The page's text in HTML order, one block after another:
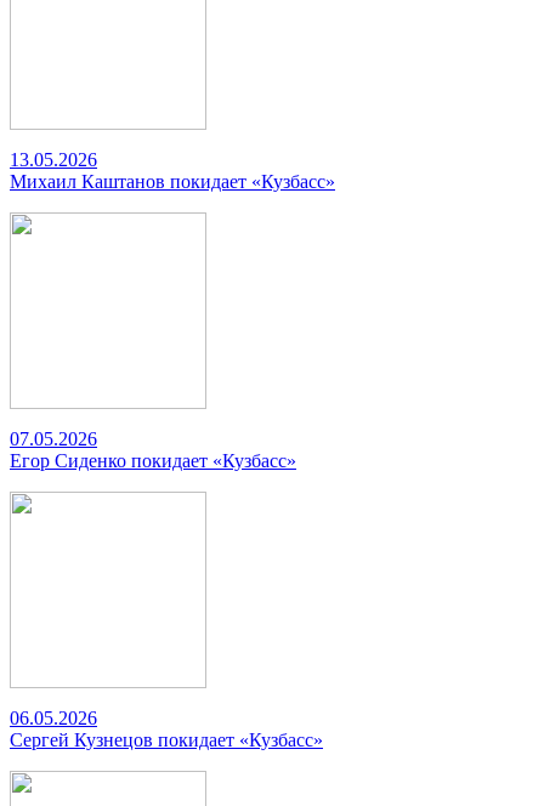
13.05.2026
Михаил Каштанов покидает «Кузбасс»
07.05.2026
Егор Сиденко покидает «Кузбасс»
06.05.2026
Сергей Кузнецов покидает «Кузбасс»